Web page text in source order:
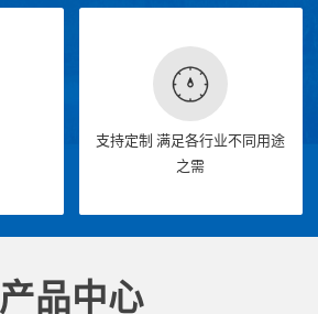
支持定制 满足各行业不同用途
之需
产品中心